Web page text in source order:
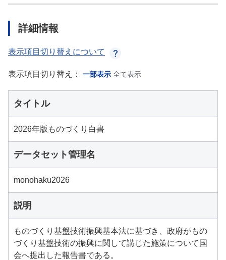
詳細情報
表示項目切り替えについて
表示項目切り替え： 一部表示 全て表示
タイトル
2026年版ものづくり白書
データセット管理名
monohaku2026
説明
ものづくり基盤技術振興基本法に基づき、政府がもの
づくり基盤技術の振興に関して講じた施策について国
会へ提出した報告書である。